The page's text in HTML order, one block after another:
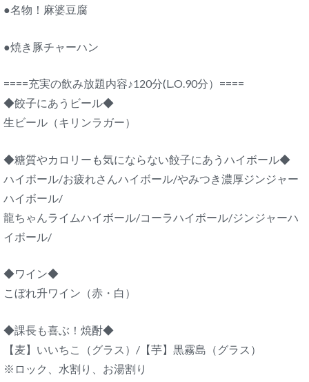
●名物！麻婆豆腐
●焼き豚チャーハン
====充実の飲み放題内容♪120分(L.O.90分）====
◆餃子にあうビール◆
生ビール（キリンラガー）
◆糖質やカロリーも気にならない餃子にあうハイボール◆
ハイボール/お疲れさんハイボール/やみつき濃厚ジンジャー
ハイボール/
龍ちゃんライムハイボール/コーラハイボール/ジンジャーハ
イボール/
◆ワイン◆
こぼれ升ワイン（赤・白）
◆課長も喜ぶ！焼酎◆
【麦】いいちこ（グラス）/【芋】黒霧島（グラス）
※ロック、水割り、お湯割り